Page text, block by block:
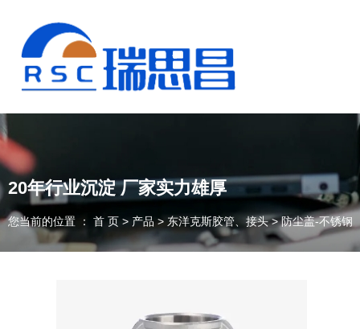
20年行业沉淀 厂家实力雄厚
您当前的位置 ： 首 页 > 产品 > 东洋克斯胶管、接头 >防尘盖-不锈钢